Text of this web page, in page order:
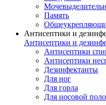
Память
Антисептики и
Антисептики и
Антисептики
Антисептики
Дезинфектанты
Для ног
Для горла
Для носовой